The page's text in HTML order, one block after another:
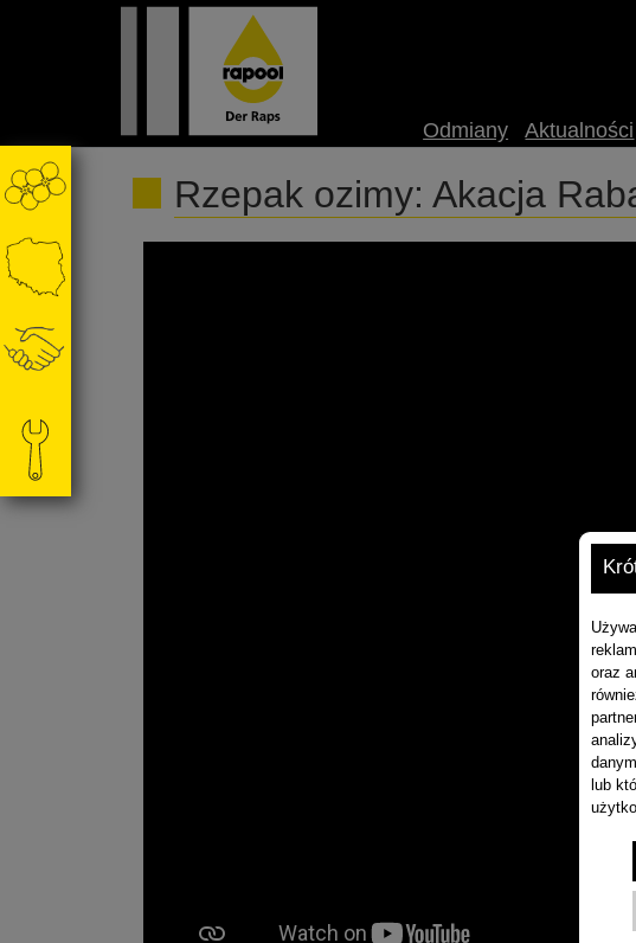
oraz
lub
Odmiany Aktualności
Rzepak ozimy: Akacja